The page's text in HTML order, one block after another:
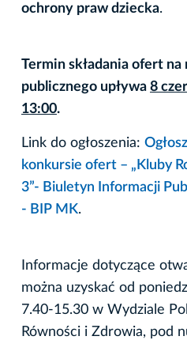
ochrony praw dziecka.
Termin składania ofert na
publicznego upływa 8
13:00.
Link do ogłoszenia:
konkursie ofert – „Kluby
3”- Biuletyn Informacji
- BIP MK.
Informacje dotyczące
można uzyskać od
7.40-15.30 w Wydziale
Równości i Zdrowia, pod